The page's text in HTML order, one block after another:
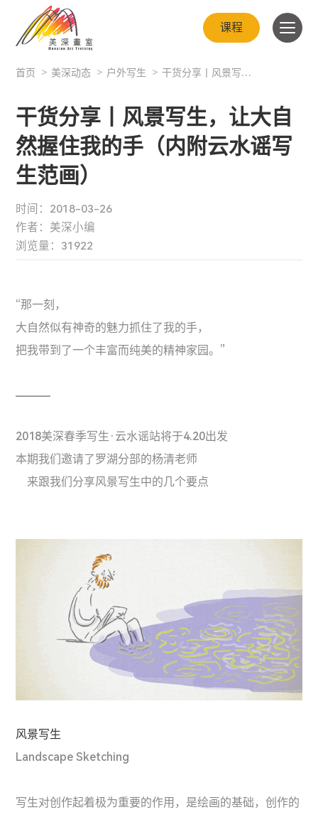
课程
首页 > 美深动态 > 户外写生 > 干货分享丨风景写生，让大自然握住我的手（内附云水谣写生范画）
干货分享丨风景写生，让大自
然握住我的手（内附云水谣写
生范画）
时间：2018-03-26
作者：美深小编
浏览量：31922
“那一刻，
大自然似有神奇的魅力抓住了我的手，
把我带到了一个丰富而纯美的精神家园。”
2018美深春季写生·云水谣站将于4.20出发
本期我们邀请了罗湖分部的杨清老师
来跟我们分享风景写生中的几个要点
风景写生
Landscape Sketching
写生对创作起着极为重要的作用，是绘画的基础，创作的